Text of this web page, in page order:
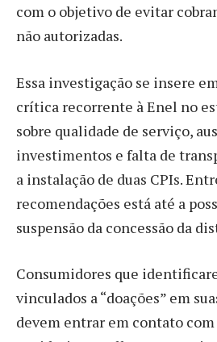
com o objetivo de evitar
não autorizadas.
Essa investigação se insere
crítica recorrente à Enel no
sobre qualidade de serviço,
investimentos e falta de
a instalação de duas CPIs.
recomendações está até a
suspensão da concessão da
Consumidores que
vinculados a “doações” em
devem entrar em contato